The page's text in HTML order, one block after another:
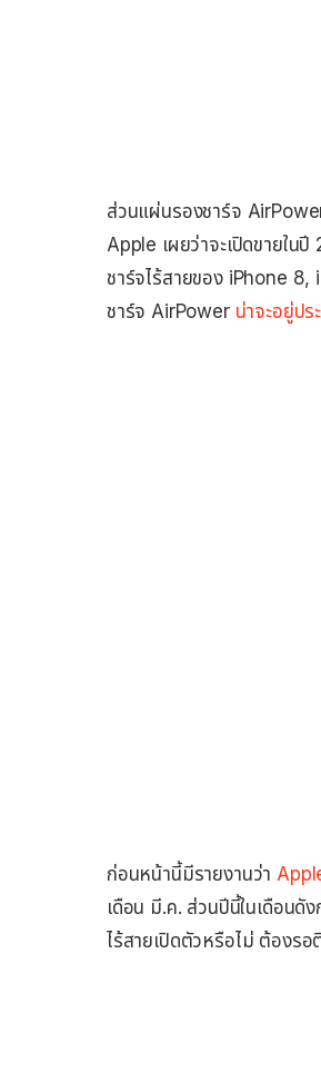
ส่วนแผ่นรองชาร์จ
Apple เผยว่าจะเปิดขายใน
ชาร์จไร้สายของ iPhone
ชาร์จ AirPower น่าจะอยู่ป
ก่อนหน้านี้มีรายงานว่า
เดือน มี.ค. ส่วนปีนี้ในเดือนดั
ไร้สายเปิดตัวหรือไม่ ต้องร